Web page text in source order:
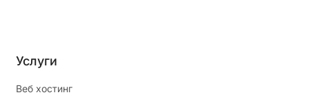
Услуги
Веб хостинг